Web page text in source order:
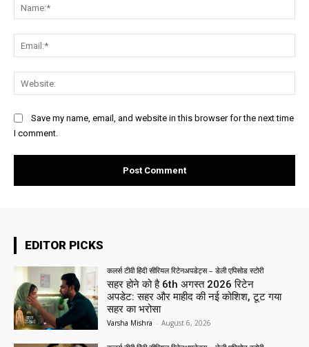
Save my name, email, and website in this browser for the next time
I comment.
EDITOR PICKS
कलर्स टीवी हिंदी सीरियल रिटेनअपडेट्स – डेली एपिसोड स्टोरी
सहर होने को है 6th अगस्त 2026 रिटेन
अपडेट: सहर और माहीद की नई कोशिश, टूट गया
सहर का भरोसा
Varsha Mishra - August 6, 2026